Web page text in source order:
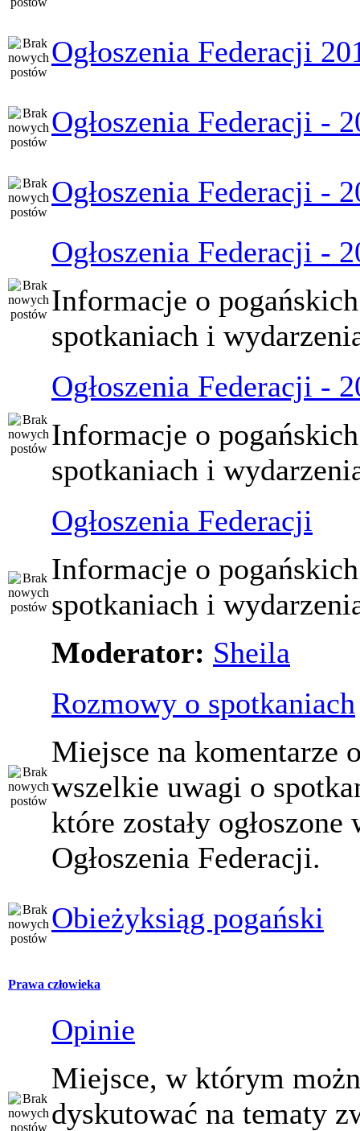
Ogłoszenia Federacji
Ogłoszenia Federacji -
Ogłoszenia Federacji -
Ogłoszenia Federacji -
Informacje o pogańskich
spotkaniach i
Ogłoszenia Federacji -
Informacje o pogańskich
spotkaniach i
Ogłoszenia Federacji
Informacje o pogańskich
spotkaniach i
Moderator: Sheila
Rozmowy o spotkaniach
Miejsce na komentarze
wszelkie uwagi o
które zostały ogłoszone
Ogłoszenia Federacji.
Obieżyksiąg pogański
Prawa człowieka
Opinie
Miejsce, w którym
dyskutować na tematy